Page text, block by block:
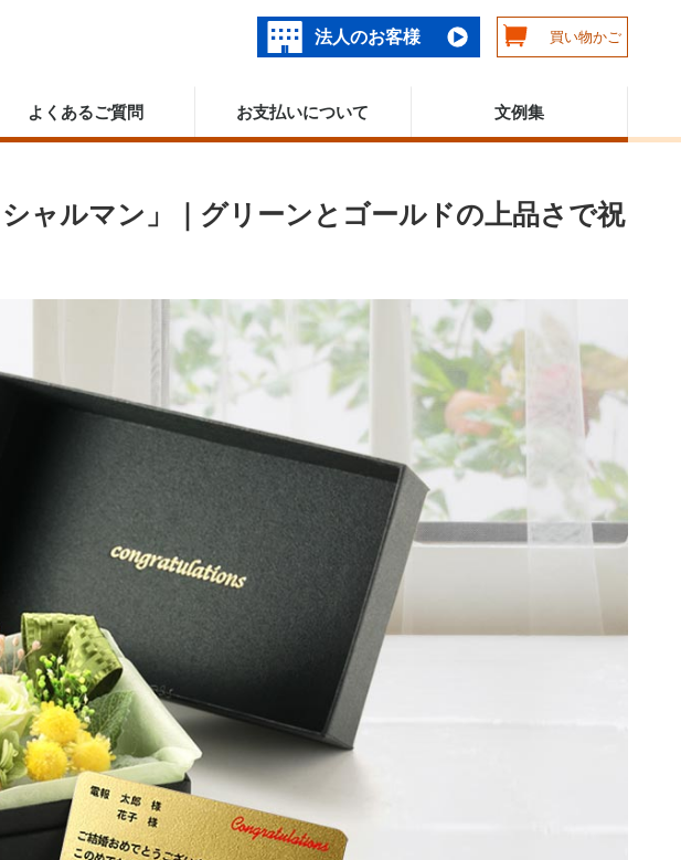
法人のお客様 買い物かご
よくあるご質問 お支払いについて 文例集
ャルマン」｜グリーンとゴールドの上品さで祝